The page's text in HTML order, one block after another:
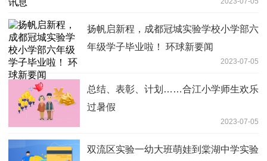
扬帆启新程，成都冠城实验学校小学部六
年级学子毕业啦！ 环球新要闻
2023-07-05
总结、表彰、计划……合江小学师生欢乐
过暑假
2023-07-05
双流区实验一幼大班萌娃到棠湖中学实验